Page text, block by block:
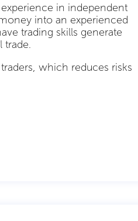
in independent
into an experienced
trading skills generate
trade.
which reduces risks